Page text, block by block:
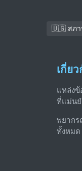
🇺🇬 สภา
เกี่ย
แหล่ง
ที่แม่นย
พยากร
ทั้งหมด